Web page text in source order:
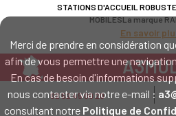
Merci de prendre en considération
afin de vous permettre une
En cas de besoin d'informations
nous contacter via notre e-mail :
consultant notre Politique de
STATIONS D'ACCUEIL
MOBILESLa marque
En savoir
LE SPÉCIALISTE MATÉRIEL ET
Intervention sur tout le territoire : Cholet
02 52 45 00 20